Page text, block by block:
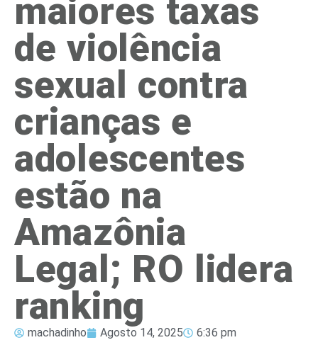
maiores taxas
de violência
sexual contra
crianças e
adolescentes
estão na
Amazônia
Legal; RO lidera
ranking
machadinho Agosto 14, 2025 6:36 pm